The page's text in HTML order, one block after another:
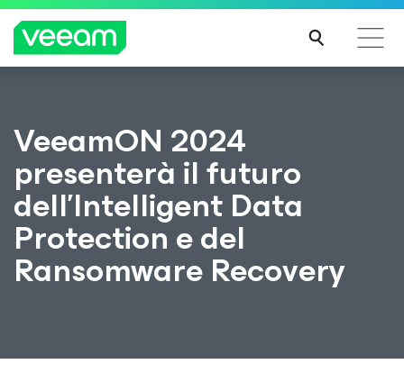
dall'aggiornamento dei contenuti di CrowdStrike
PER
SAPE
RNE
DI
PIÙ
VeeamON 2024
presenterà il futuro
dell’Intelligent Data
Protection e del
Ransomware Recovery